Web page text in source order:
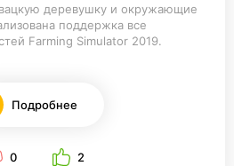
деревушку и окружающие
поддержка все
Farming Simulator 2019.
Подробнее
0 2